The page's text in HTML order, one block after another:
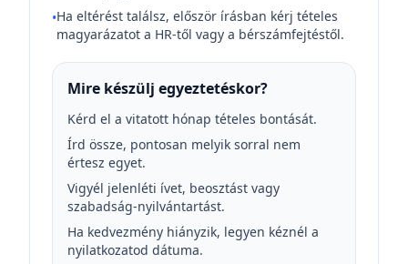
•Ha eltérést találsz, először írásban kérj tételes
magyarázatot a HR-től vagy a bérszámfejtéstől.
Mire készülj egyeztetéskor?
Kérd el a vitatott hónap tételes bontását.
Írd össze, pontosan melyik sorral nem
értesz egyet.
Vigyél jelenléti ívet, beosztást vagy
szabadság-nyilvántartást.
Ha kedvezmény hiányzik, legyen kéznél a
nyilatkozatod dátuma.